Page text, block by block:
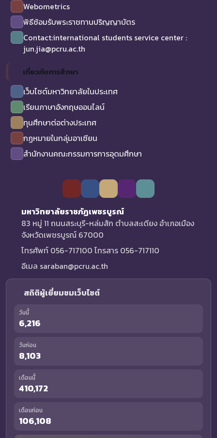
Webometrics
พิธีซ้อมรับพระราชทานปริญญาบัตร
Contact:international students service center :
jun.jia@pcru.ac.th
เกี่ยวกับการศึกษา
เว็บไซต์มหาวิทยาลัยในประเทศ
เรียนภาษาอังกฤษออนไลน์
ทุนศึกษาต่อต่างประเทศ
กฏหมายในกลุ่มอาเซียน
สำนักงานคณะกรรมการการอุดมศึกษา
มหาวิทยาลัยราชภัฏเพชรบูรณ์
83 หมู่ 11 ถนนสระบุรี-หล่มสัก ตำบลสะเดียง อำเภอเมือง
จังหวัดเพชรบูรณ์ 67000
โทรศัพท์ 056-717100 โทรสาร 056-717110
อีเมล saraban@pcru.ac.th
สถิติผู้เยี่ยมชมเว็บไซต์
วันนี้
6,216
วันก่อน
8,103
เดือนนี้
410,172
เดือนก่อน
106,108